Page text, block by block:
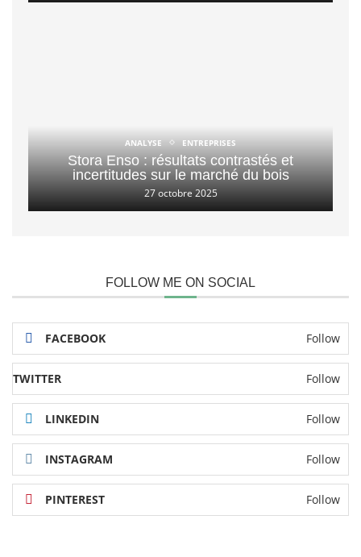
ANALYSE ENTREPRISES
Stora Enso : résultats contrastés et
incertitudes sur le marché du bois
27 octobre 2025
FOLLOW ME ON SOCIAL
FACEBOOK Follow
TWITTER Follow
LINKEDIN Follow
INSTAGRAM Follow
PINTEREST Follow